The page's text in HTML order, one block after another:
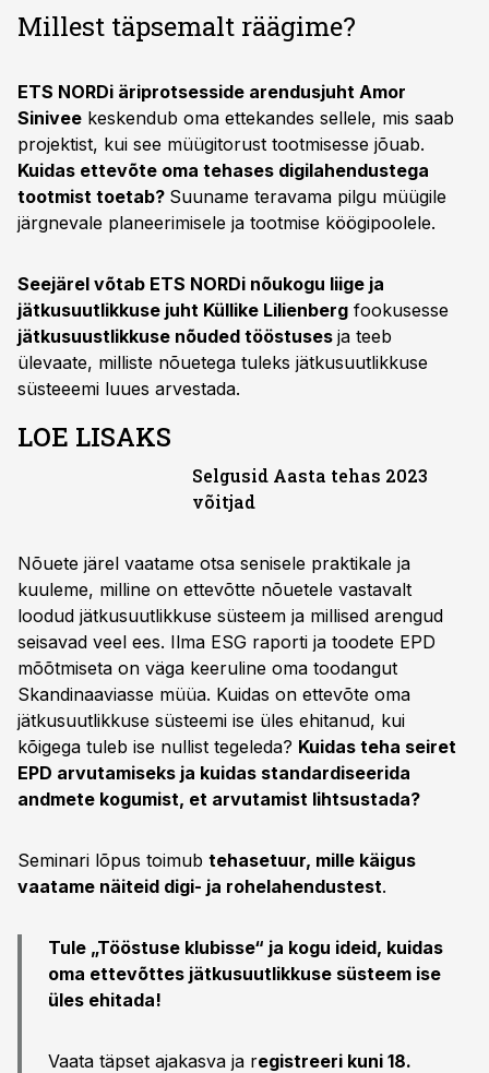
Millest täpsemalt räägime?
ETS NORDi äriprotsesside arendusjuht Amor
Sinivee keskendub oma ettekandes sellele, mis saab
projektist, kui see müügitorust tootmisesse jõuab.
Kuidas ettevõte oma tehases digilahendustega
tootmist toetab? Suuname teravama pilgu müügile
järgnevale planeerimisele ja tootmise köögipoolele.
Seejärel võtab ETS NORDi nõukogu liige ja
jätkusuutlikkuse juht Küllike Lilienberg fookusesse
jätkusuustlikkuse nõuded tööstuses ja teeb
ülevaate, milliste nõuetega tuleks jätkusuutlikkuse
süsteeemi luues arvestada.
LOE LISAKS
Selgusid Aasta tehas 2023
võitjad
Nõuete järel vaatame otsa senisele praktikale ja
kuuleme, milline on ettevõtte nõuetele vastavalt
loodud jätkusuutlikkuse süsteem ja millised arengud
seisavad veel ees. Ilma ESG raporti ja toodete EPD
mõõtmiseta on väga keeruline oma toodangut
Skandinaaviasse müüa. Kuidas on ettevõte oma
jätkusuutlikkuse süsteemi ise üles ehitanud, kui
kõigega tuleb ise nullist tegeleda? Kuidas teha seiret
EPD arvutamiseks ja kuidas standardiseerida
andmete kogumist, et arvutamist lihtsustada?
Seminari lõpus toimub tehasetuur, mille käigus
vaatame näiteid digi- ja rohelahendustest.
Tule „Tööstuse klubisse“ ja kogu ideid, kuidas
oma ettevõttes jätkusuutlikkuse süsteem ise
üles ehitada!
Vaata täpset ajakasva ja registreeri kuni 18.